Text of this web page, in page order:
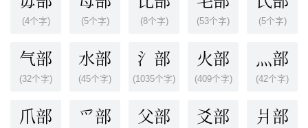
(4个字) (5个字) (8个字) (53个字) (5个字)
气部
(32个字)
水部
(45个字)
氵部
(1035个字)
火部
(409个字)
灬部
(42个字)
爪部 爫部 父部 爻部 爿部